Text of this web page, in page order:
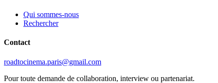
Qui sommes-nous
Rechercher
Contact
roadtocinema.paris@gmail.com
Pour toute demande de collaboration, interview ou partenariat.